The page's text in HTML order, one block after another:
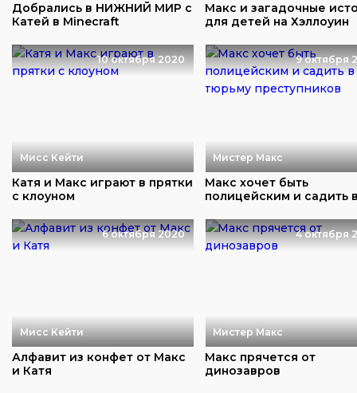
Добрались в НИЖНИЙ МИР с
Катей в Minecraft
Макс и загадочные
для детей на Хэллоуин
10 октября 2020
Мисс Кейти
Катя и Макс играют в прятки
с клоуном
9 октября
Мистер Макс
Макс хочет быть
полицейским и садить
6 октября 2020
Мисс Кейти
Алфавит из конфет от Макс
и Катя
4 октября
Мистер Макс
Макс прячется от
динозавров